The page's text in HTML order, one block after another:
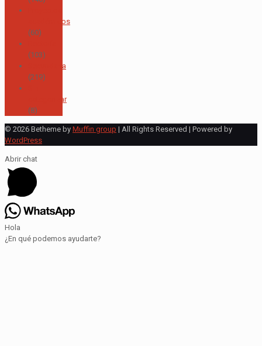
académicos
(60)
(103)
Secundaria
(219)
categorizar
(8)
© 2026 Betheme by Muffin group | All Rights Reserved | Powered by
WordPress
Abrir chat
Hola
¿En qué podemos ayudarte?